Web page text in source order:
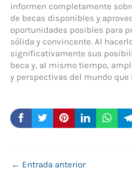
informen completamente
de becas disponibles y
oportunidades posibles para
sólida y convincente. Al
significativamente sus
beca y, al mismo tiempo,
y perspectivas del mundo que
← Entrada anterior